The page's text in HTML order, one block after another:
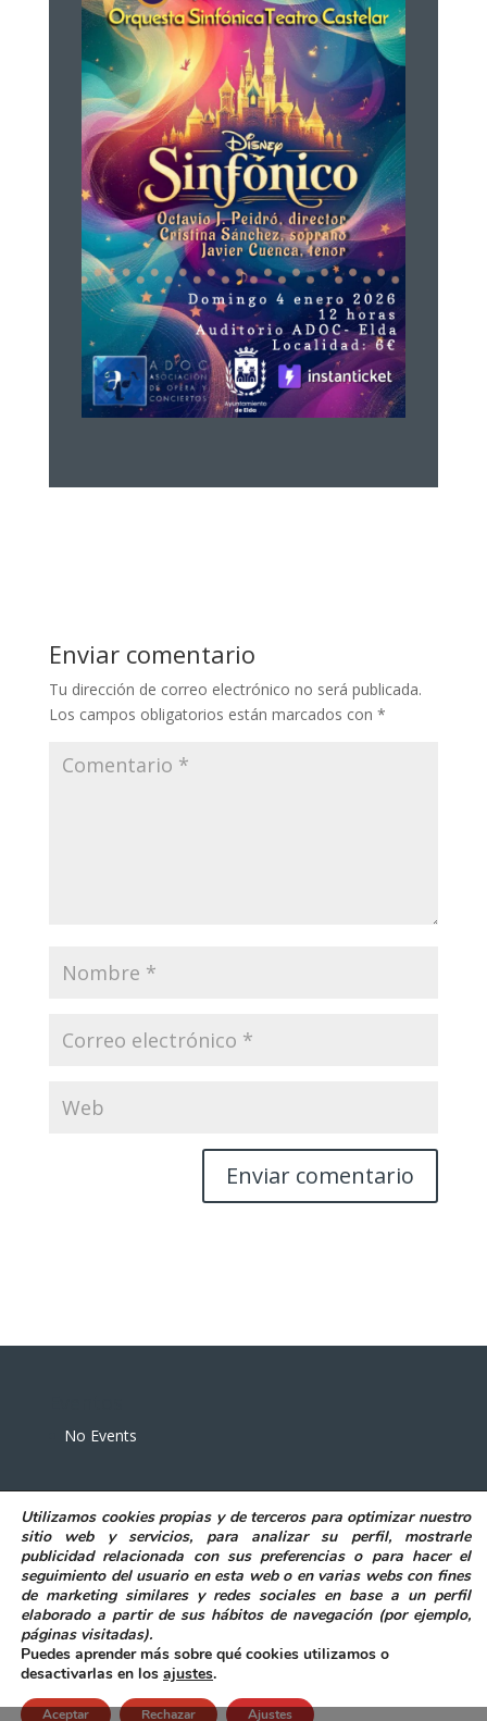
Enviar comentario
Tu dirección de correo electrónico no será publicada.
Los campos obligatorios están marcados con *
No Events
POLITICA DE PRIVACIDAD
AVISO LEGAL
POLITICA DE COOKIES
DECLARACIÓN DE ACCESIBILIDAD
Utilizamos cookies propias y de terceros para optimizar nuestro
sitio web y servicios, para analizar su perfil, mostrarle
publicidad relacionada con sus preferencias o para hacer el
seguimiento del usuario en esta web o en varias webs con fines
de marketing similares y redes sociales en base a un perfil
elaborado a partir de sus hábitos de navegación (por ejemplo,
páginas visitadas).
Puedes aprender más sobre qué cookies utilizamos o
desactivarlas en los ajustes.
Aceptar Rechazar Ajustes